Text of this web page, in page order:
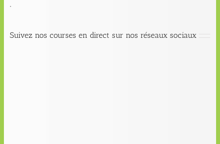
.
Suivez nos courses en direct sur nos réseaux sociaux